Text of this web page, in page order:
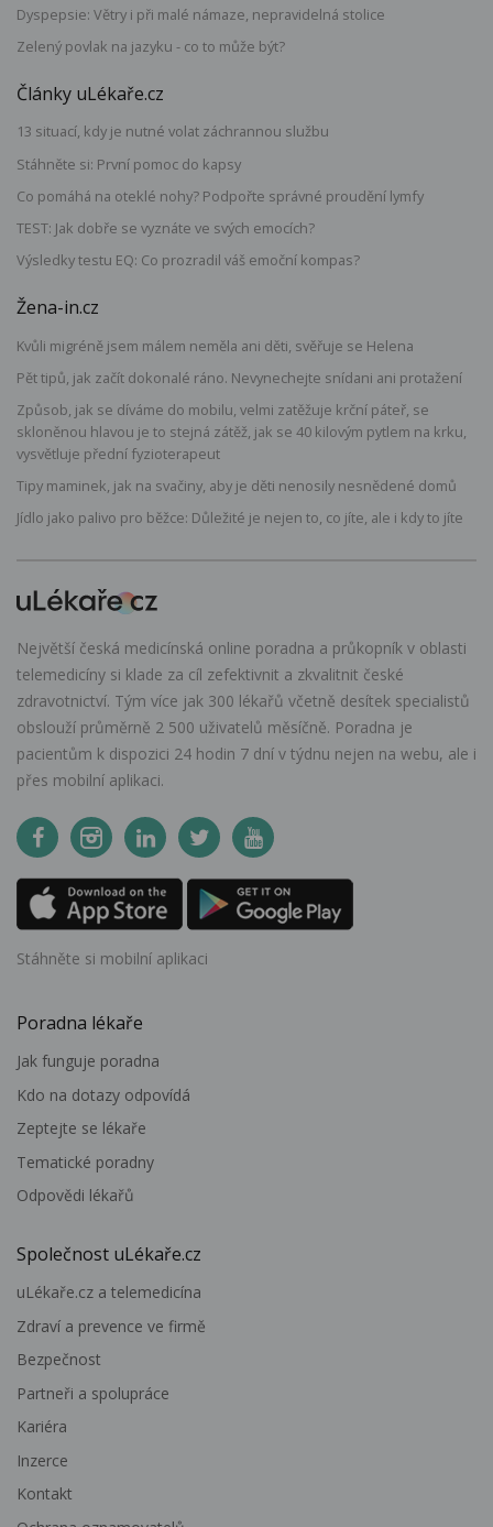
Dyspepsie: Větry i při malé námaze, nepravidelná stolice
Zelený povlak na jazyku - co to může být?
Články uLékaře.cz
13 situací, kdy je nutné volat záchrannou službu
Stáhněte si: První pomoc do kapsy
Co pomáhá na oteklé nohy? Podpořte správné proudění lymfy
TEST: Jak dobře se vyznáte ve svých emocích?
Výsledky testu EQ: Co prozradil váš emoční kompas?
Žena-in.cz
Kvůli migréně jsem málem neměla ani děti, svěřuje se Helena
Pět tipů, jak začít dokonalé ráno. Nevynechejte snídani ani protažení
Způsob, jak se díváme do mobilu, velmi zatěžuje krční páteř, se
skloněnou hlavou je to stejná zátěž, jak se 40 kilovým pytlem na krku,
vysvětluje přední fyzioterapeut
Tipy maminek, jak na svačiny, aby je děti nenosily nesnědené domů
Jídlo jako palivo pro běžce: Důležité je nejen to, co jíte, ale i kdy to jíte
Největší česká medicínská online poradna a průkopník v oblasti
telemedicíny si klade za cíl zefektivnit a zkvalitnit české
zdravotnictví. Tým více jak 300 lékařů včetně desítek specialistů
obslouží průměrně 2 500 uživatelů měsíčně. Poradna je
pacientům k dispozici 24 hodin 7 dní v týdnu nejen na webu, ale i
přes mobilní aplikaci.
Stáhněte si mobilní aplikaci
Poradna lékaře
Jak funguje poradna
Kdo na dotazy odpovídá
Zeptejte se lékaře
Tematické poradny
Odpovědi lékařů
Společnost uLékaře.cz
uLékaře.cz a telemedicína
Zdraví a prevence ve firmě
Bezpečnost
Partneři a spolupráce
Kariéra
Inzerce
Kontakt